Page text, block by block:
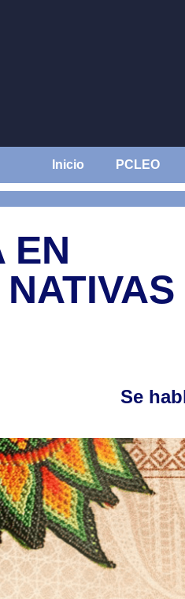
Inicio PCLEO
EN
Se